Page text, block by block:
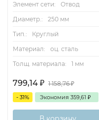
Элемент сети:
Отвод
Диаметр.:
250 мм
Тип.:
Круглый
Материал:
оц. сталь
Толщ. материала:
1 мм
799,14 ₽ 1 158,76₽
- 31% Экономия 359,61 ₽